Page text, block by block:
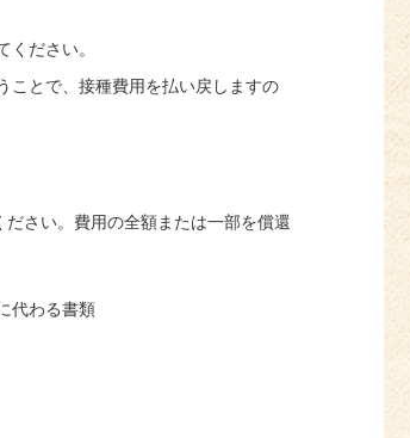
ださい。
ことで、接種費用を払い戻しますの
さい。費用の全額または一部を償還
代わる書類